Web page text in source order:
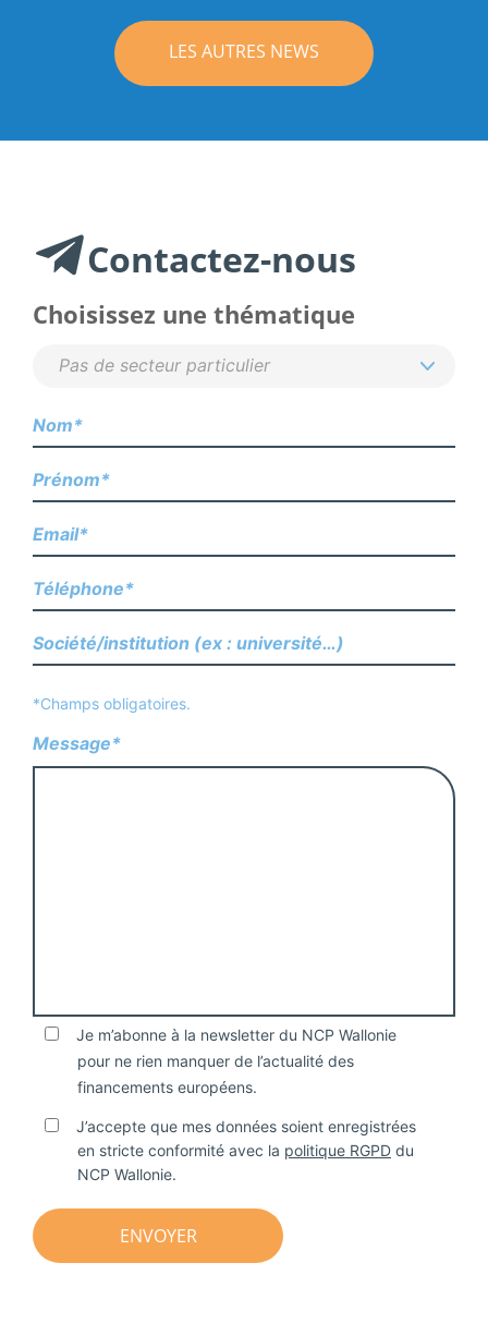
LES AUTRES NEWS
Contactez-nous
Choisissez une thématique
*Champs obligatoires.
Message*
Je m’abonne à la newsletter du NCP Wallonie
pour ne rien manquer de l’actualité des
financements européens.
J’accepte que mes données soient enregistrées
en stricte conformité avec la politique RGPD du
NCP Wallonie.